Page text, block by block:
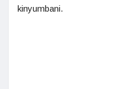
kinyumbani.